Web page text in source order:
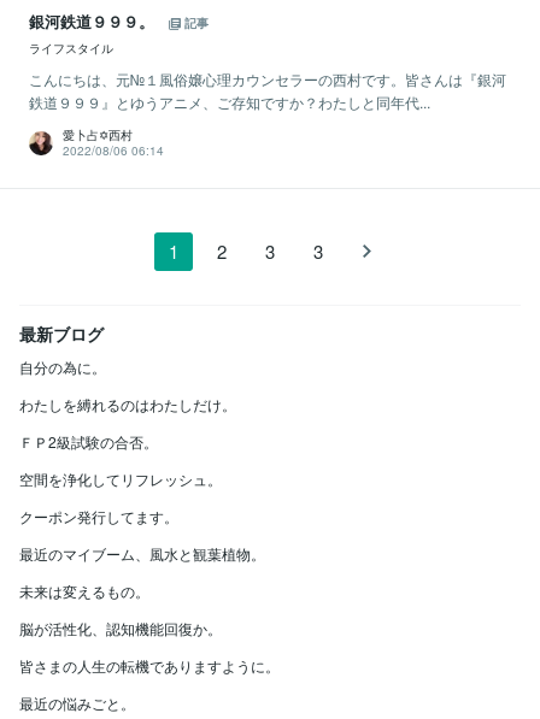
銀河鉄道９９９。
記事
ライフスタイル
こんにちは、元№１風俗嬢心理カウンセラーの西村です。皆さんは『銀河
鉄道９９９』とゆうアニメ、ご存知ですか？わたしと同年代...
愛卜占✡西村
2022/08/06 06:14
1 2 3 3
最新ブログ
自分の為に。
わたしを縛れるのはわたしだけ。
ＦＰ2級試験の合否。
空間を浄化してリフレッシュ。
クーポン発行してます。
最近のマイブーム、風水と観葉植物。
未来は変えるもの。
脳が活性化、認知機能回復か。
皆さまの人生の転機でありますように。
最近の悩みごと。